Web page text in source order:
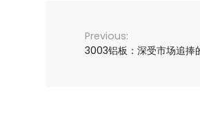
3003铝板：深受市场追捧